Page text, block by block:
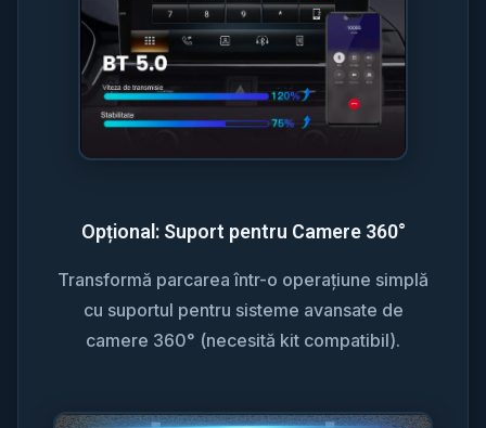
Opțional: Suport pentru Camere 360°
Transformă parcarea într-o operațiune simplă
cu suportul pentru sisteme avansate de
camere 360° (necesită kit compatibil).